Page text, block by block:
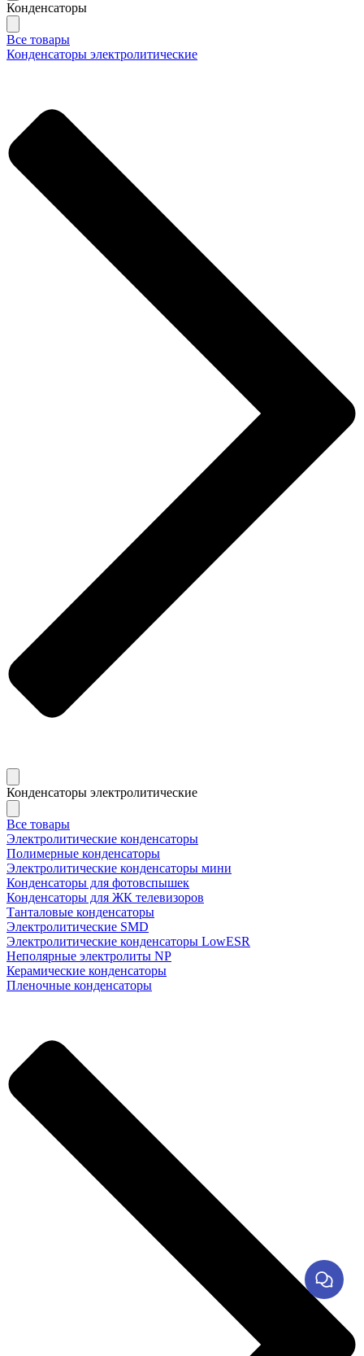
Конденсаторы
Все товары
Конденсаторы электролитические
Конденсаторы электролитические
Все товары
Электролитические конденсаторы
Полимерные конденсаторы
Электролитические конденсаторы мини
Конденсаторы для фотовспышек
Конденсаторы для ЖК телевизоров
Танталовые конденсаторы
Электролитические SMD
Электролитические конденсаторы LowESR
Неполярные электролиты NP
Керамические конденсаторы
Пленочные конденсаторы